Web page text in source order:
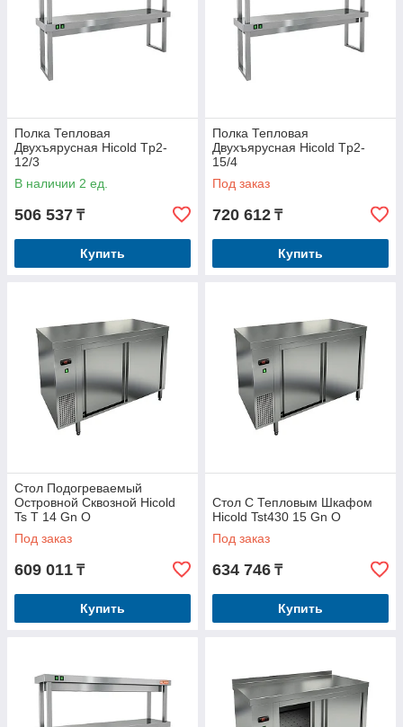
Полка Тепловая
Двухъярусная Hicold Tp2-
12/3
В наличии 2 ед.
506 537 ₸
Купить
Полка Тепловая
Двухъярусная Hicold Tp2-
15/4
Под заказ
720 612 ₸
Купить
Стол Подогреваемый
Островной Сквозной Hicold
Ts T 14 Gn O
Под заказ
609 011 ₸
Купить
Стол С Тепловым Шкафом
Hicold Tst430 15 Gn O
Под заказ
634 746 ₸
Купить